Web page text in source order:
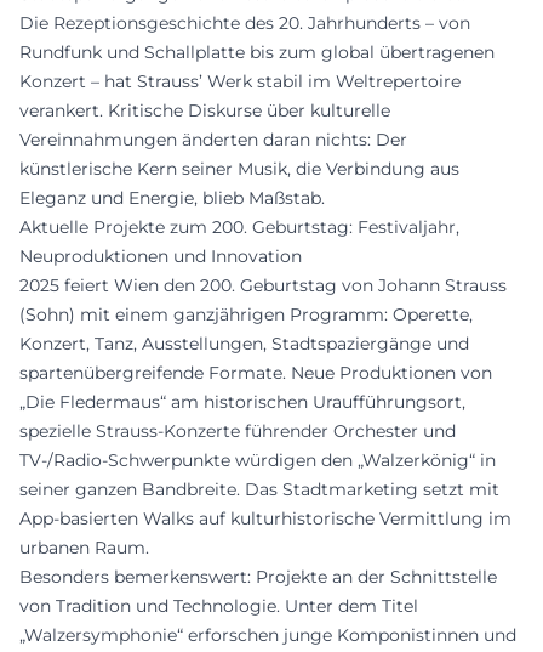
Die Rezeptionsgeschichte des 20. Jahrhunderts – von
Rundfunk und Schallplatte bis zum global übertragenen
Konzert – hat Strauss’ Werk stabil im Weltrepertoire
verankert. Kritische Diskurse über kulturelle
Vereinnahmungen änderten daran nichts: Der
künstlerische Kern seiner Musik, die Verbindung aus
Eleganz und Energie, blieb Maßstab.
Aktuelle Projekte zum 200. Geburtstag: Festivaljahr,
Neuproduktionen und Innovation
2025 feiert Wien den 200. Geburtstag von Johann Strauss
(Sohn) mit einem ganzjährigen Programm: Operette,
Konzert, Tanz, Ausstellungen, Stadtspaziergänge und
spartenübergreifende Formate. Neue Produktionen von
„Die Fledermaus“ am historischen Uraufführungsort,
spezielle Strauss-Konzerte führender Orchester und
TV-/Radio-Schwerpunkte würdigen den „Walzerkönig“ in
seiner ganzen Bandbreite. Das Stadtmarketing setzt mit
App-basierten Walks auf kulturhistorische Vermittlung im
urbanen Raum.
Besonders bemerkenswert: Projekte an der Schnittstelle
von Tradition und Technologie. Unter dem Titel
„Walzersymphonie“ erforschen junge Komponistinnen und